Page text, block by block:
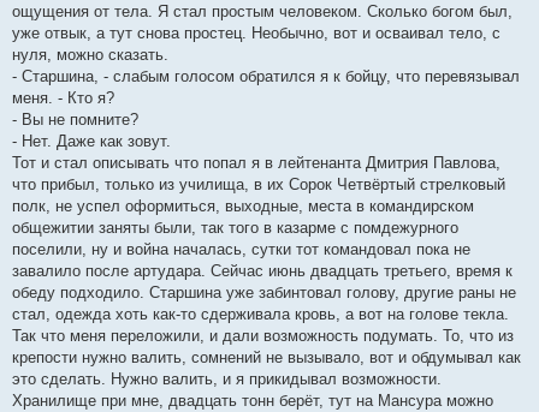
ощущения от тела. Я стал простым человеком. Сколько богом был,
уже отвык, а тут снова простец. Необычно, вот и осваивал тело, с
нуля, можно сказать.
- Старшина, - слабым голосом обратился я к бойцу, что перевязывал
меня. - Кто я?
- Вы не помните?
- Нет. Даже как зовут.
Тот и стал описывать что попал я в лейтенанта Дмитрия Павлова,
что прибыл, только из училища, в их Сорок Четвёртый стрелковый
полк, не успел оформиться, выходные, места в командирском
общежитии заняты были, так того в казарме с помдежурного
поселили, ну и война началась, сутки тот командовал пока не
завалило после артудара. Сейчас июнь двадцать третьего, время к
обеду подходило. Старшина уже забинтовал голову, другие раны не
стал, одежда хоть как-то сдерживала кровь, а вот на голове текла.
Так что меня переложили, и дали возможность подумать. То, что из
крепости нужно валить, сомнений не вызывало, вот и обдумывал как
это сделать. Нужно валить, и я прикидывал возможности.
Хранилище при мне, двадцать тонн берёт, тут на Мансура можно